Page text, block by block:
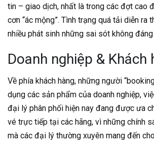
tin – giao dịch, nhất là trong các đợt cao
cơn “ác mộng”. Tình trạng quá tải diễn ra
nhiều phát sinh những sai sót không đáng
Doanh nghiệp & Khách
Về phía khách hàng, những người
dụng các sản phẩm của doanh nghiệp,
đại lý phân phối hiện nay đang được ưa
vé trực tiếp tại các hãng, vì những chính
mà các đại lý thường xuyên mang đến